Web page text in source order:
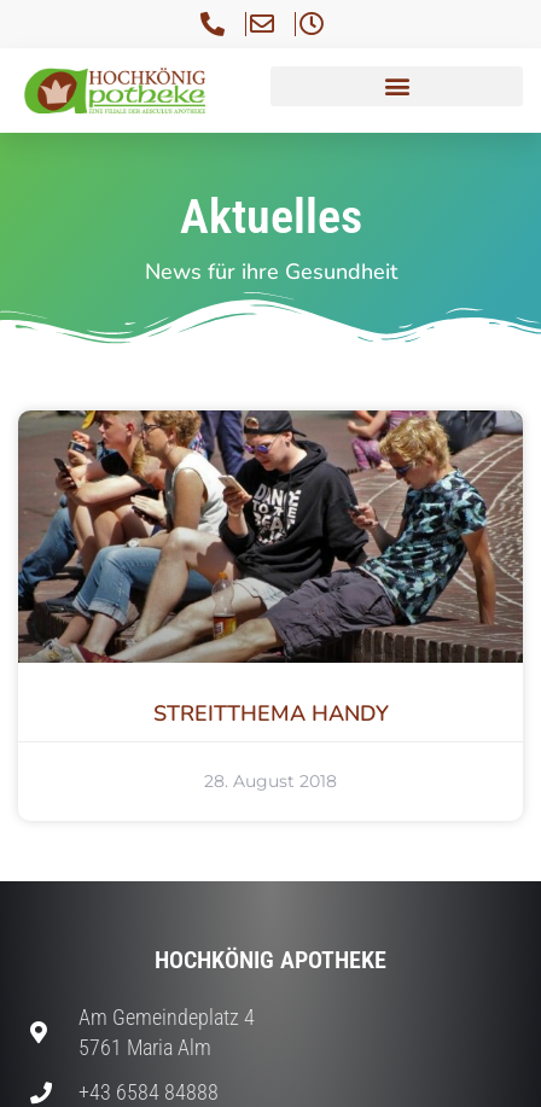
Aktuelles
News für ihre Gesundheit
STREITTHEMA HANDY
28. August 2018
HOCHKÖNIG APOTHEKE
Am Gemeindeplatz 4
5761 Maria Alm
+43 6584 84888